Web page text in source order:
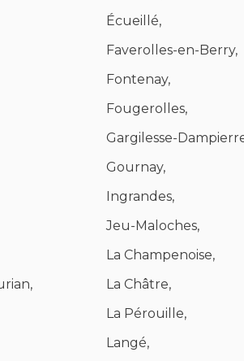
Écueillé,
Faverolles-en-Berry,
Fontenay,
Fougerolles,
Gargilesse-
Gournay,
Ingrandes,
Jeu-Maloches,
La Champenoise,
La Châtre,
La Pérouille,
Langé,